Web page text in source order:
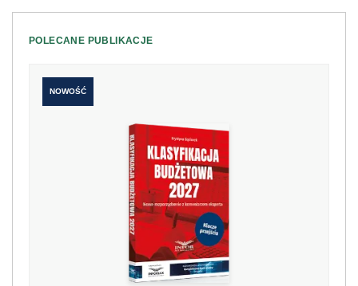
POLECANE PUBLIKACJE
NOWOŚĆ